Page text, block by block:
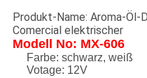
Produkt-Name: Aroma-
Comercial elektrischer
Modell No: MX-606
Farbe: schwarz, weiß
Votage: 12V